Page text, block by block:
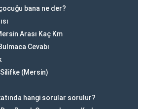
bana ne der?
Arası Kaç Km
Cevabı
(Mersin)
hangi sorular sorulur?